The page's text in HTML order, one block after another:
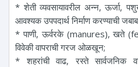
* शेती व्यवसायावरील अन्न, ऊर्जा,
आवश्यक उपपदार्थ निर्माण करण्याची
* पाणी, ऊर्वरके (manures), खते
विवेकी वापराची गरज ओळखून;
* शहरांची वाढ, रस्ते सार्वजनिक